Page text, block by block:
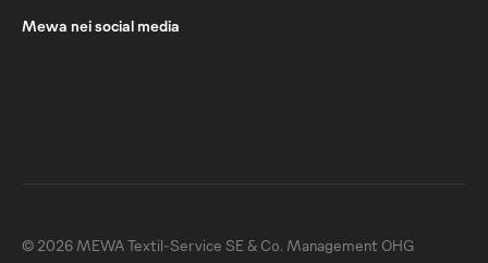
Mewa nei social media
© 2026 MEWA Textil-Service SE & Co. Management OHG